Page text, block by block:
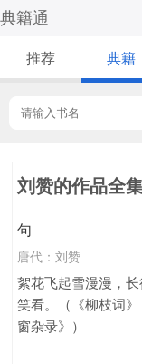
典籍通
推荐 典籍
刘赞的作品全
句
唐代：刘赞
絮花飞起雪漫漫，
笑看。（《柳枝词
窗杂录》）